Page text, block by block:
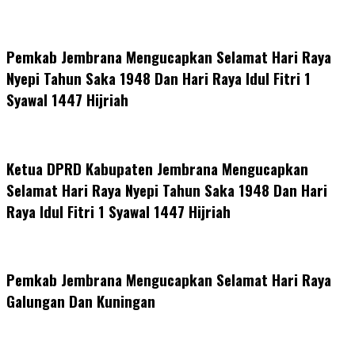
Pemkab Jembrana Mengucapkan Selamat Hari Raya
Nyepi Tahun Saka 1948 Dan Hari Raya Idul Fitri 1
Syawal 1447 Hijriah
Ketua DPRD Kabupaten Jembrana Mengucapkan
Selamat Hari Raya Nyepi Tahun Saka 1948 Dan Hari
Raya Idul Fitri 1 Syawal 1447 Hijriah
Pemkab Jembrana Mengucapkan Selamat Hari Raya
Galungan Dan Kuningan